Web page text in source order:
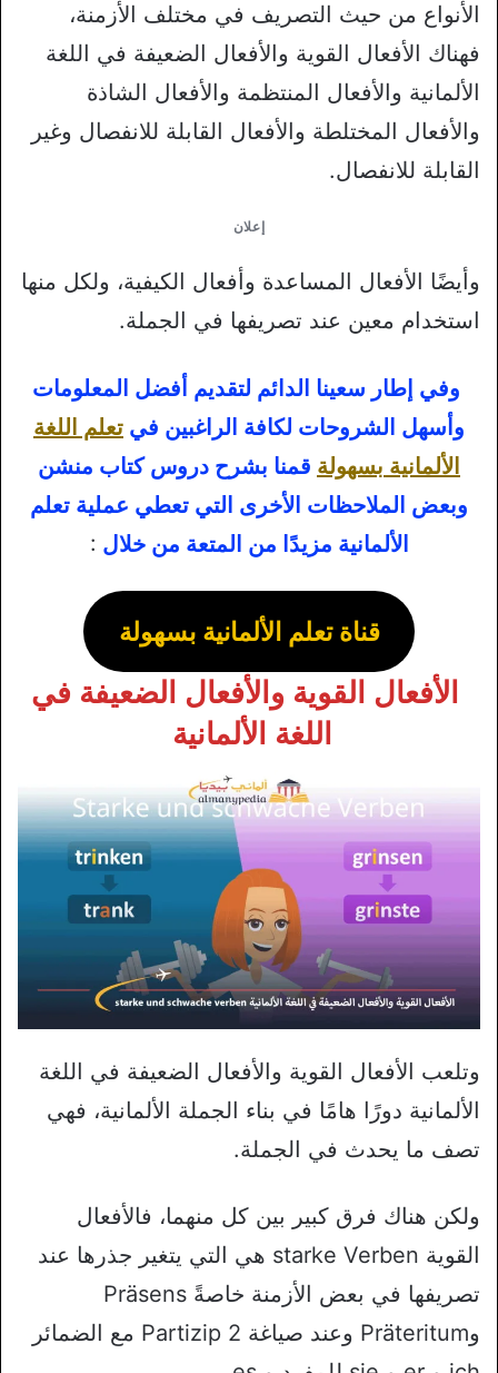
الأنواع من حيث التصريف في مختلف الأزمنة،
فهناك الأفعال القوية والأفعال الضعيفة في اللغة
الألمانية والأفعال المنتظمة والأفعال الشاذة
والأفعال المختلطة والأفعال القابلة للانفصال وغير
القابلة للانفصال.
إعلان
وأيضًا الأفعال المساعدة وأفعال الكيفية، ولكل منها
استخدام معين عند تصريفها في الجملة.
وفي إطار سعينا الدائم لتقديم أفضل المعلومات
وأسهل الشروحات لكافة الراغبين في تعلم اللغة
الألمانية بسهولة قمنا بشرح دروس كتاب منشن
وبعض الملاحظات الأخرى التي تعطي عملية تعلم
الألمانية مزيدًا من المتعة من خلال :
قناة تعلم الألمانية بسهولة
الأفعال القوية والأفعال الضعيفة في
اللغة الألمانية
وتلعب الأفعال القوية والأفعال الضعيفة في اللغة
الألمانية دورًا هامًا في بناء الجملة الألمانية، فهي
تصف ما يحدث في الجملة.
ولكن هناك فرق كبير بين كل منهما، فالأفعال
القوية starke Verben هي التي يتغير جذرها عند
تصريفها في بعض الأزمنة خاصةً Präsens
وPräteritum وعند صياغة Partizip 2 مع الضمائر